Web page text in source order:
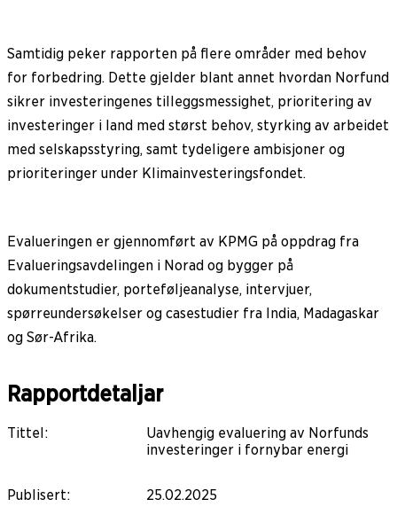
Samtidig peker rapporten på flere områder med behov
for forbedring. Dette gjelder blant annet hvordan Norfund
sikrer investeringenes tilleggsmessighet, prioritering av
investeringer i land med størst behov, styrking av arbeidet
med selskapsstyring, samt tydeligere ambisjoner og
prioriteringer under Klimainvesteringsfondet.
Evalueringen er gjennomført av KPMG på oppdrag fra
Evalueringsavdelingen i Norad og bygger på
dokumentstudier, porteføljeanalyse, intervjuer,
spørreundersøkelser og casestudier fra India, Madagaskar
og Sør-Afrika.
Rapportdetaljar
Tittel:
Uavhengig evaluering av Norfunds
investeringer i fornybar energi
Publisert: 25.02.2025